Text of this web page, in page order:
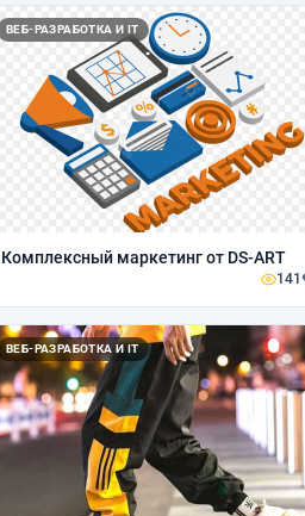
ВЕБ-РАЗРАБОТКА И IT
Комплексный маркетинг от DS-ART
141
ВЕБ-РАЗРАБОТКА И IT